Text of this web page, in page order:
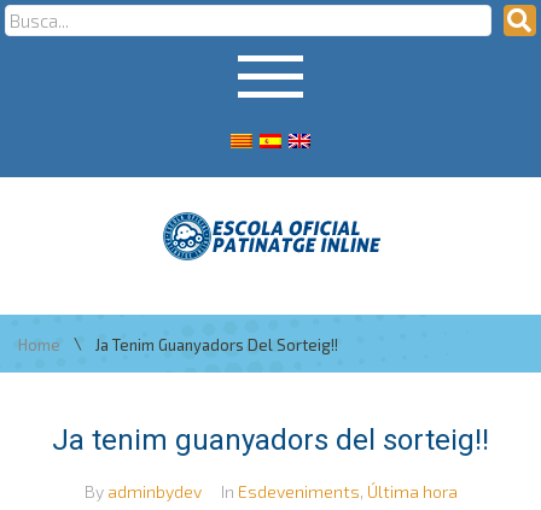
Home \ Ja Tenim Guanyadors Del Sorteig!!
Ja tenim guanyadors del sorteig!!
By adminbydev In Esdeveniments, Última hora